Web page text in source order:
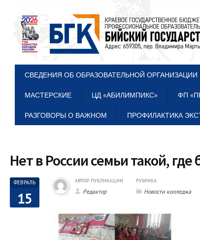
СВЕДЕНИЯ ОБ ОБРАЗОВАТЕЛЬНОЙ ОРГАНИЗАЦИИ
МАСТЕРСКИЕ ЦД «АБИЛИМПИКС» ФП
РАЗГОВОРЫ О ВАЖНОМ ПРОФИЛАКТИКА
Нет в России семьи такой,
ФЕВРАЛЬ
15
АВТОР ПУБЛИКАЦИИ
Редактор
РУБРИКА
Новости колледжа